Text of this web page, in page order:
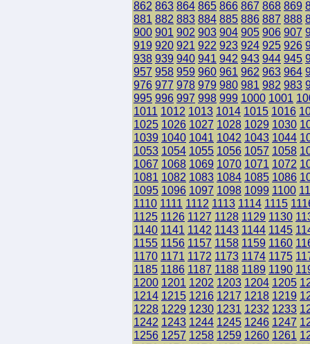
862 863 864 865 866 867 868 869
881 882 883 884 885 886 887 888
900 901 902 903 904 905 906 907
919 920 921 922 923 924 925 926
938 939 940 941 942 943 944 945
957 958 959 960 961 962 963 964
976 977 978 979 980 981 982 983
995 996 997 998 999 1000 1001
1011 1012 1013 1014 1015 1016
1025 1026 1027 1028 1029 1030
1039 1040 1041 1042 1043 1044
1053 1054 1055 1056 1057 1058
1067 1068 1069 1070 1071 1072
1081 1082 1083 1084 1085 1086
1095 1096 1097 1098 1099 1100
1110 1111 1112 1113 1114 1115
1125 1126 1127 1128 1129 1130
1140 1141 1142 1143 1144 1145
1155 1156 1157 1158 1159 1160
1170 1171 1172 1173 1174 1175
1185 1186 1187 1188 1189 1190
1200 1201 1202 1203 1204 1205
1214 1215 1216 1217 1218 1219
1228 1229 1230 1231 1232 1233
1242 1243 1244 1245 1246 1247
1256 1257 1258 1259 1260 1261